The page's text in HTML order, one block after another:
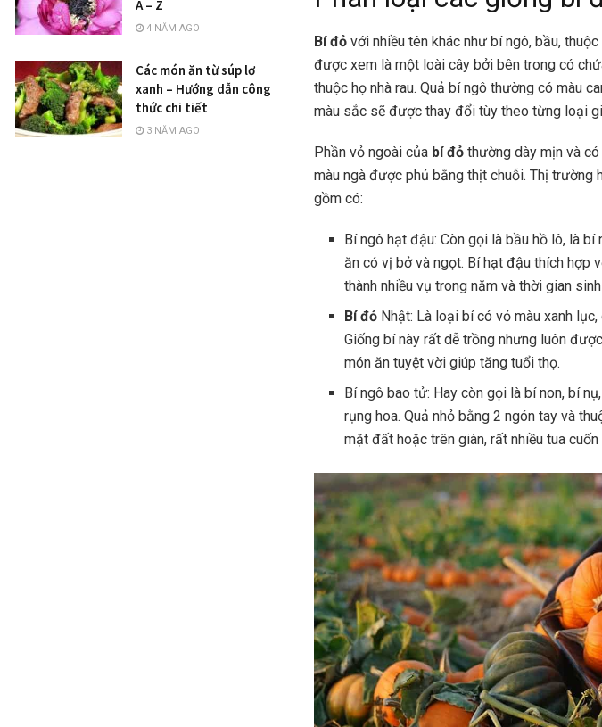
Bí đỏ với nhiều tên khác như bí ngô, bầu,
được xem là một loài cây bởi bên trong có
thuộc họ nhà rau. Quả bí ngô thường có màu
màu sắc sẽ được thay đổi tùy theo từng loại
Phần vỏ ngoài của bí đỏ thường dày mịn và
màu ngà được phủ bằng thịt chuỗi. Thị
gồm có:
Bí ngô hạt đậu: Còn gọi là bầu hồ lô, là
ăn có vị bở và ngọt. Bí hạt đậu thích hợp
thành nhiều vụ trong năm và thời gian
Bí đỏ Nhật: Là loại bí có vỏ màu xanh
Giống bí này rất dễ trồng nhưng luôn
món ăn tuyệt vời giúp tăng tuổi thọ.
Bí ngô bao tử: Hay còn gọi là bí non, bí
rụng hoa. Quả nhỏ bằng 2 ngón tay và
mặt đất hoặc trên giàn, rất nhiều tua
A – Z
4 NĂM AGO
Các món ăn từ súp lơ
xanh – Hướng dẫn công
thức chi tiết
3 NĂM AGO